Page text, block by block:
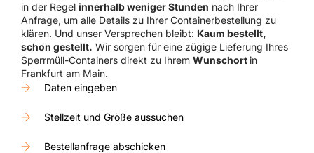
in der Regelinnerhalb weniger Stunden nach Ihrer
Anfrage, um alle Details zu Ihrer Containerbestellung zu
klären. Und unser Versprechen bleibt: Kaum bestellt,
schon gestellt. Wir sorgen für eine zügige Lieferung Ihres
Sperrmüll-Containers direkt zu IhremWunschort in
Frankfurt am Main.
Daten eingeben
Stellzeit und Größe aussuchen
Bestellanfrage abschicken